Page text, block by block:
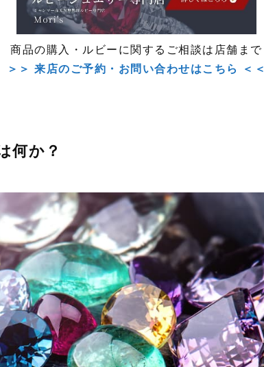
商品の購入・ルビーに関するご相談は店舗まで
＞＞ 来店のご予約・お問い合わせはこちら ＜＜
何か？